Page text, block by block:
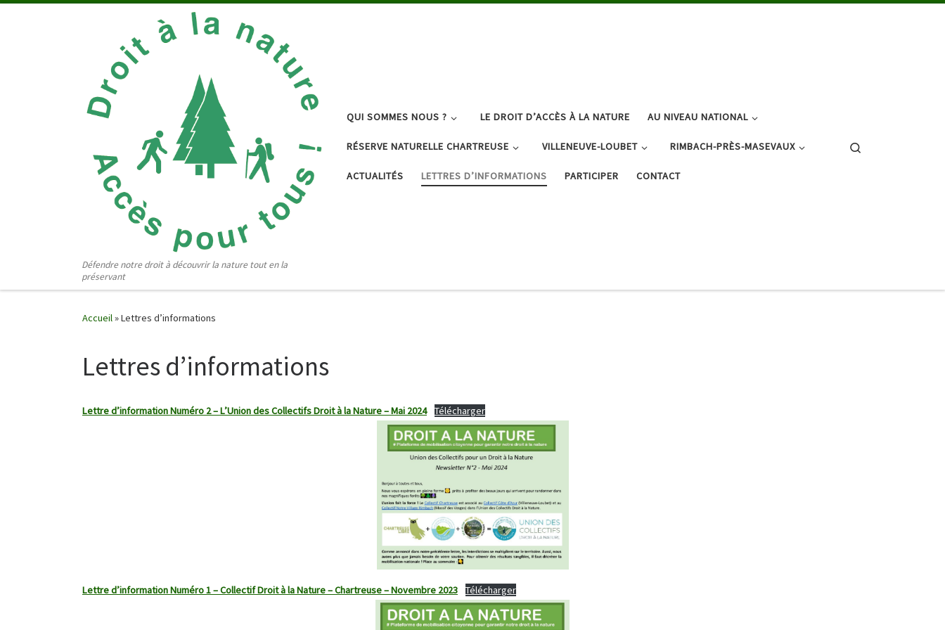
Défendre notre droit à découvrir la nature tout en la
préservant
QUI SOMMES NOUS ? LE DROIT D’ACCÈS À LA NATURE AU NIVEAU NATIONAL
RÉSERVE NATURELLE CHARTREUSE VILLENEUVE-LOUBET RIMBACH-PRÈS-MASEVAUX
ACTUALITÉS LETTRES D’INFORMATIONS PARTICIPER CONTACT
Accueil»Lettres d’informations
Lettres d’informations
Lettre d’information Numéro 2 – L’Union des Collectifs Droit à la Nature – Mai 2024 Télécharger
Lettre d’information Numéro 1 – Collectif Droit à la Nature – Chartreuse – Novembre 2023 Télécharger